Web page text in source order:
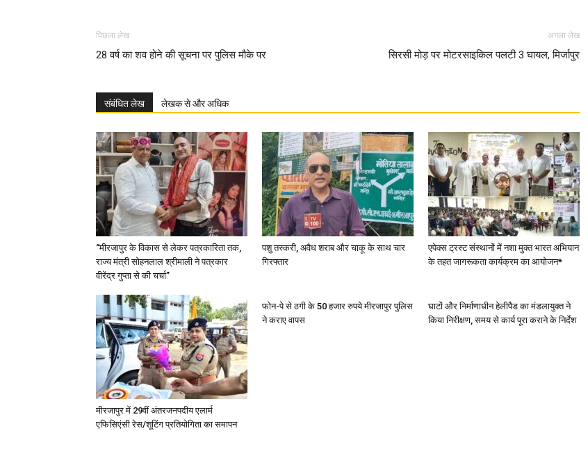
पिछला लेख
28 वर्ष का शव होने की सूचना पर पुलिस मौके पर
अगला लेख
सिरसी मोड़ पर मोटरसाइकिल पलटी 3 घायल, मिर्जापुर
संबंधित लेख लेखक से और अधिक
“मीरजापुर के विकास से लेकर पत्रकारिता तक,
राज्य मंत्री सोहनलाल श्रीमाली ने पत्रकार
वीरेंद्र गुप्ता से की चर्चा”
पशु तस्करी, अवैध शराब और चाकू के साथ चार
गिरफ्तार
एपेक्स ट्रस्ट संस्थानों में नशा मुक्त भारत अभियान
के तहत जागरूकता कार्यक्रम का आयोजन*
मीरजापुर में 29वीं अंतरजनपदीय एलार्म
एफिसिएंसी रेस/शूटिंग प्रतियोगिता का समापन
फोन-पे से ठगी के 50 हजार रुपये मीरजापुर पुलिस
ने कराए वापस
घाटों और निर्माणाधीन हेलीपैड का मंडलायुक्त ने
किया निरीक्षण, समय से कार्य पूरा कराने के निर्देश